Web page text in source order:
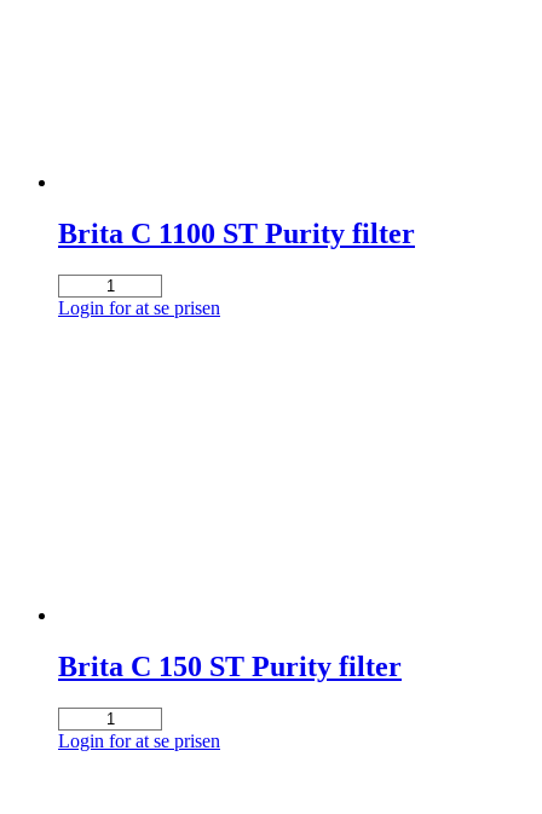
Brita C 1100 ST Purity filter
C
Login for at se prisen
Brita C 150 ST Purity filter
C
Login for at se prisen